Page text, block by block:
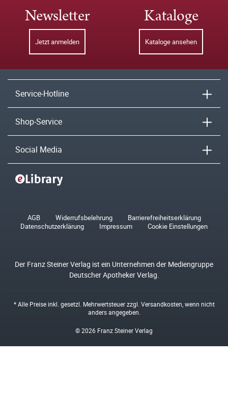
Newsletter
Jetzt anmelden
Kataloge
Kataloge ansehen
Service-Hotline
Shop-Service
Social Media
AGB Widerrufsbelehrung
Barrierefreiheitserklärung
Datenschutzerklärung
Impressum Cookie Einstellungen
Der Franz Steiner Verlag ist ein Unternehmen der Mediengruppe
Deutscher Apotheker Verlag.
* Alle Preise inkl. gesetzl. Mehrwertsteuer zzgl. Versandkosten , wenn nicht
anders angegeben.
© 2026 Franz Steiner Verlag